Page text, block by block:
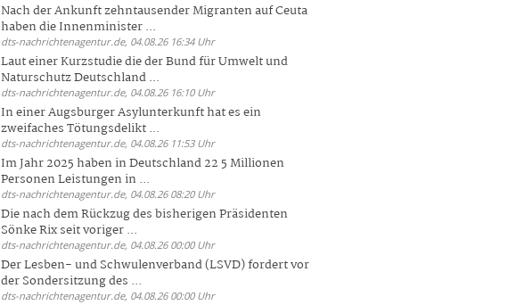
Nach der Ankunft zehntausender Migranten auf Ceuta
haben die Innenminister ...
dts-nachrichtenagentur.de, 04.08.26 16:34 Uhr
Laut einer Kurzstudie die der Bund für Umwelt und
Naturschutz Deutschland ...
dts-nachrichtenagentur.de, 04.08.26 16:10 Uhr
In einer Augsburger Asylunterkunft hat es ein
zweifaches Tötungsdelikt ...
dts-nachrichtenagentur.de, 04.08.26 11:53 Uhr
Im Jahr 2025 haben in Deutschland 22 5 Millionen
Personen Leistungen in ...
dts-nachrichtenagentur.de, 04.08.26 08:20 Uhr
Die nach dem Rückzug des bisherigen Präsidenten
Sönke Rix seit voriger ...
dts-nachrichtenagentur.de, 04.08.26 00:00 Uhr
Der Lesben- und Schwulenverband (LSVD) fordert vor
der Sondersitzung des ...
dts-nachrichtenagentur.de, 04.08.26 00:00 Uhr